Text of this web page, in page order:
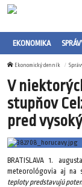
EKONOMIKA
Ekonomický denník
V
stupňov
pred
BRATISLAVA 1.
meteorológovia aj na
teploty predstavujú